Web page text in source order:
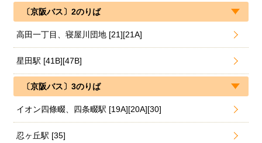
〔京阪バス〕2のりば
高田一丁目、寝屋川団地 [21][21A]
星田駅 [41B][47B]
〔京阪バス〕3のりば
イオン四條畷、四条畷駅 [19A][20A][30]
忍ヶ丘駅 [35]